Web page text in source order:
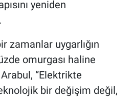
yeniden
zamanlar uygarlığın
omurgası haline
“Elektrikte
bir değişim değil,